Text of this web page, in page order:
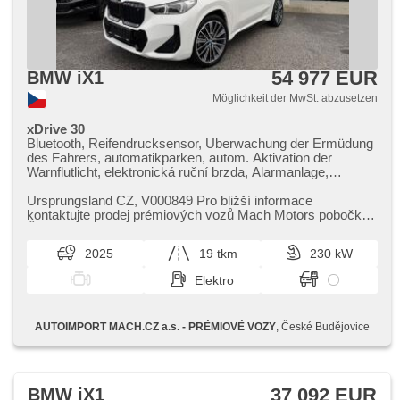
BMW iX1 54 977 EUR
Möglichkeit der MwSt. abzusetzen
xDrive 30
Bluetooth, Reifendrucksensor, Überwachung der Ermüdung
des Fahrers, automatikparken, autom. Aktivation der
Warnflutlicht, elektronická ruční brzda, Alarmanlage,
System, Bordcomputer, digitální příjem rádia (DAB), USB,
Navigation, dotykové ovládání palubního počítače,
Multifunktionslenkrad, beheizte Lenkrad, Lenkrad einstellbar,
ambientní osvětlení interiéru, beheizte Sitze, isofix, El.
einstellbare Sitze, Heckscheibenwischer, täglich Leuchten,
Heck LED Leuchte, automatické přepínání dálkových
El. Seitenscheiben, Getönte Scheiben, El. Deckel des
Kofferraums, Zentralverriegelung, Fahrgestell
Zentralverriegelung mit Funkfernbedienung, head-up display,
Ursprungsland CZ,​ V000849 Pro bližší informace
kontaktujte prodej prémiových vozů Mach Motors pobočka
2025 19 tkm
230 kW
Elektro
AUTOIMPORT MACH.CZ a.s. - PRÉMIOVÉ VOZY , České Budějovice
BMW iX1 37 092 EUR